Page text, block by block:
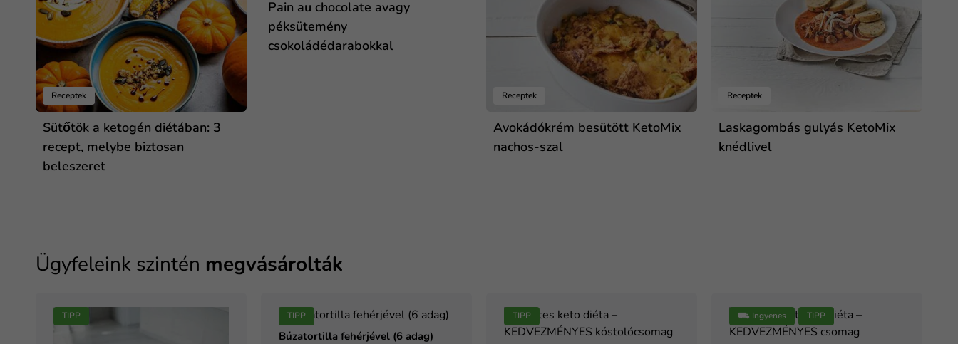
Receptek
Sütőtök a ketogén diétában: 3
recept, melybe biztosan
beleszeret
Pain au chocolate avagy
péksütemény
csokoládédarabokkal
Receptek
Avokádókrém besütött KetoMix
nachos-szal
Receptek
Laskagombás gulyás KetoMix
knédlivel
Ügyfeleink szintén megvásárolták
TIPP TIPP
Búzatortilla fehérjével (6 adag)
TIPP ⛟ Ingyenes TIPP